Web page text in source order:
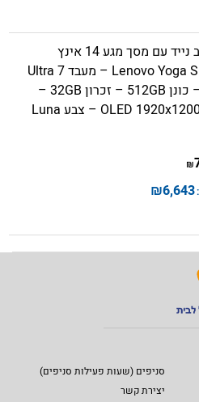
מחשב נייד עם מסך מגע 14 אינץ
Lenovo Yoga Slim 7 – מעבד Ultra 7
355 – כונן 512GB – זכרון 32GB –
מסך OLED 1920x1200 – צבע Luna
₪
6,643
₪
סניפים (שעות פעילות סניפים)
יצירת קשר